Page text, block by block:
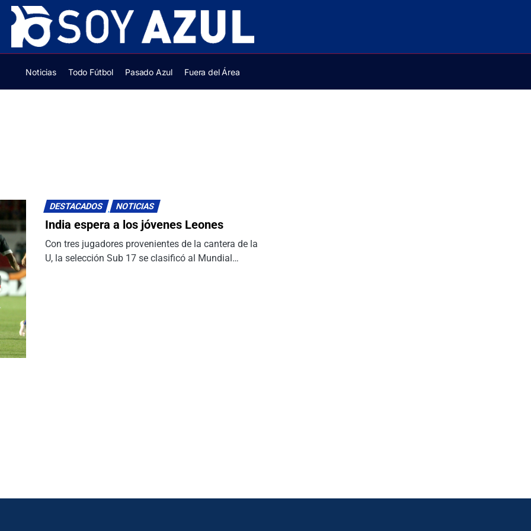
Noticias Todo Fútbol Pasado Azul Fuera del Área
DESTACADOS NOTICIAS
India espera a los jóvenes Leones
Con tres jugadores provenientes de la cantera de la
U, la selección Sub 17 se clasificó al Mundial…